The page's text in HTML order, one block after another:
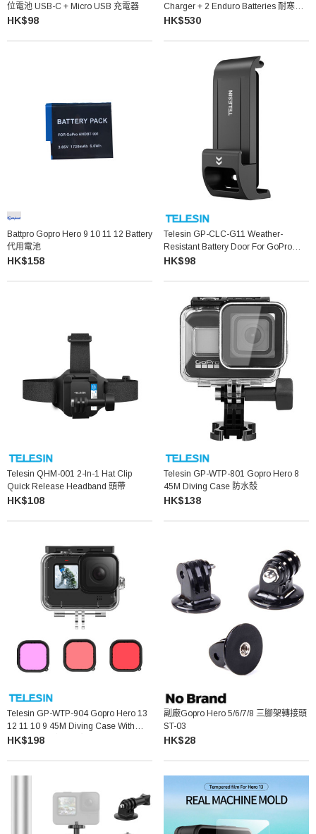
位電池 USB-C + Micro USB 充電器
HK$98
Charger + 2 Enduro Batteries 耐寒電
池套裝
HK$530
Battpro Gopro Hero 9 10 11 12 Battery
代用電池
HK$158
Telesin GP-CLC-G11 Weather-
Resistant Battery Door For GoPro
HERO 11 10 9
HK$98
Telesin QHM-001 2-In-1 Hat Clip
Quick Release Headband 頭帶
HK$108
Telesin GP-WTP-801 Gopro Hero 8
45M Diving Case 防水殼
HK$138
Telesin GP-WTP-904 Gopro Hero 13
12 11 10 9 45M Diving Case With
Color Filter 防水殼濾鏡套裝
HK$198
副廠Gopro Hero 5/6/7/8 三腳架轉接頭
ST-03
HK$28